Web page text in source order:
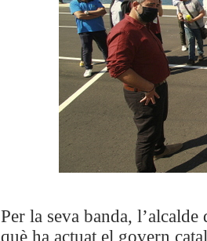
Per la seva banda,
què ha actuat el govern